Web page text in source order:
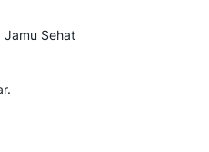
Jamu Sehat